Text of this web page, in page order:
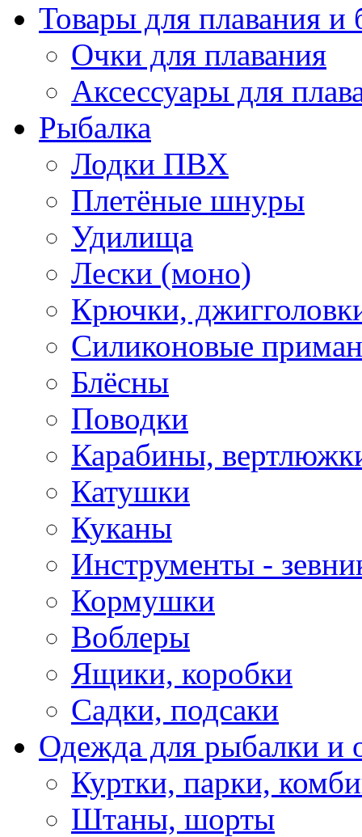
Товары для плавания и
Очки для плавания
Аксессуары для
Рыбалка
Лодки ПВХ
Плетёные шнуры
Удилища
Лески (моно)
Крючки,
Силиконовые
Блёсны
Поводки
Карабины,
Катушки
Куканы
Инструменты -
Кормушки
Воблеры
Ящики, коробки
Садки, подсаки
Одежда для рыбалки и
Куртки, парки,
Штаны, шорты